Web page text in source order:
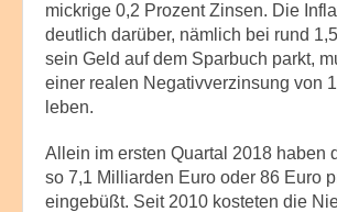
mickrige 0,2 Prozent Zinsen. Die
deutlich darüber, nämlich bei rund
sein Geld auf dem Sparbuch parkt,
einer realen Negativverzinsung von
leben.
Allein im ersten Quartal 2018 haben
so 7,1 Milliarden Euro oder 86 Euro
eingebüßt. Seit 2010 kosteten die